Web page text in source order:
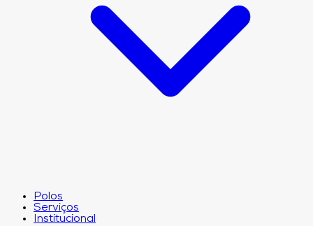
Polos
Serviços
Institucional